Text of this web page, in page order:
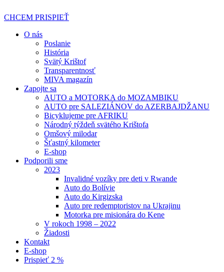
na
CHCEM PRISPIEŤ
O nás
Poslanie
História
Svätý Krištof
Transparentnosť
MIVA magazín
Zapojte sa
AUTO a MOTORKA do MOZAMBIKU
AUTO pre SALEZIÁNOV do AZERBAJDŽANU
Bicyklujeme pre AFRIKU
Národný týždeň svätého Krištofa
Omšový milodar
Šťastný kilometer
E-shop
Podporili sme
2023
Invalidné vozíky pre deti v Rwande
Auto do Bolívie
Auto do Kirgizska
Auto pre redemptoristov na Ukrajinu
Motorka pre misionára do Kene
V rokoch 1998 – 2022
Žiadosti
Kontakt
E-shop
Prispieť 2 %